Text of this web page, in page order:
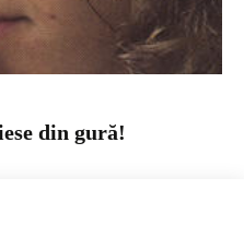
din gură!